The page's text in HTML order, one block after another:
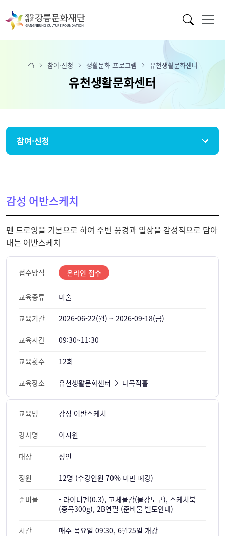
참여·신청 생활문화 프로그램 유천생활문화센터
유천생활문화센터
참여·신청
감성 어반스케치
펜 드로잉을 기본으로 하여 주변 풍경과 일상을 감성적으로 담아
내는 어반스케치
접수방식 온라인 접수
교육종류 미술
교육기간 2026-06-22(월) ~ 2026-09-18(금)
교육시간 09:30~11:30
교육횟수 12회
교육장소 유천생활문화센터 다목적홀
교육명 감성 어반스케치
강사명 이시원
대상 성인
정원 12명 (수강인원 70% 미만 폐강)
준비물
- 라이너펜(0.3), 고체물감(물감도구), 스케치북
(중목300g), 2B연필 (준비물 별도안내)
시간 매주 목요일 09:30, 6월25일 개강